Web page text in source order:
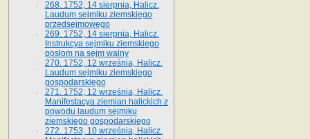
268. 1752, 14 sierpnia, Halicz.
Laudum sejmiku ziemskiego
przedsejmowego
269. 1752, 14 sierpnia, Halicz.
Instrukcya sejmiku ziemskiego
posłom na sejm walny
270. 1752, 12 września, Halicz.
Laudum sejmiku ziemskiego
gospodarskiego
271. 1752, 12 września, Halicz.
Manifestacya ziemian halickich z
powodu laudum sejmiku
ziemskiego gospodarskiego
272. 1753, 10 września, Halicz.